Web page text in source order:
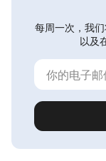
每周一次，我
以及